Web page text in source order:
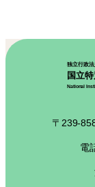
独立行政法
国立
National
〒239-
電